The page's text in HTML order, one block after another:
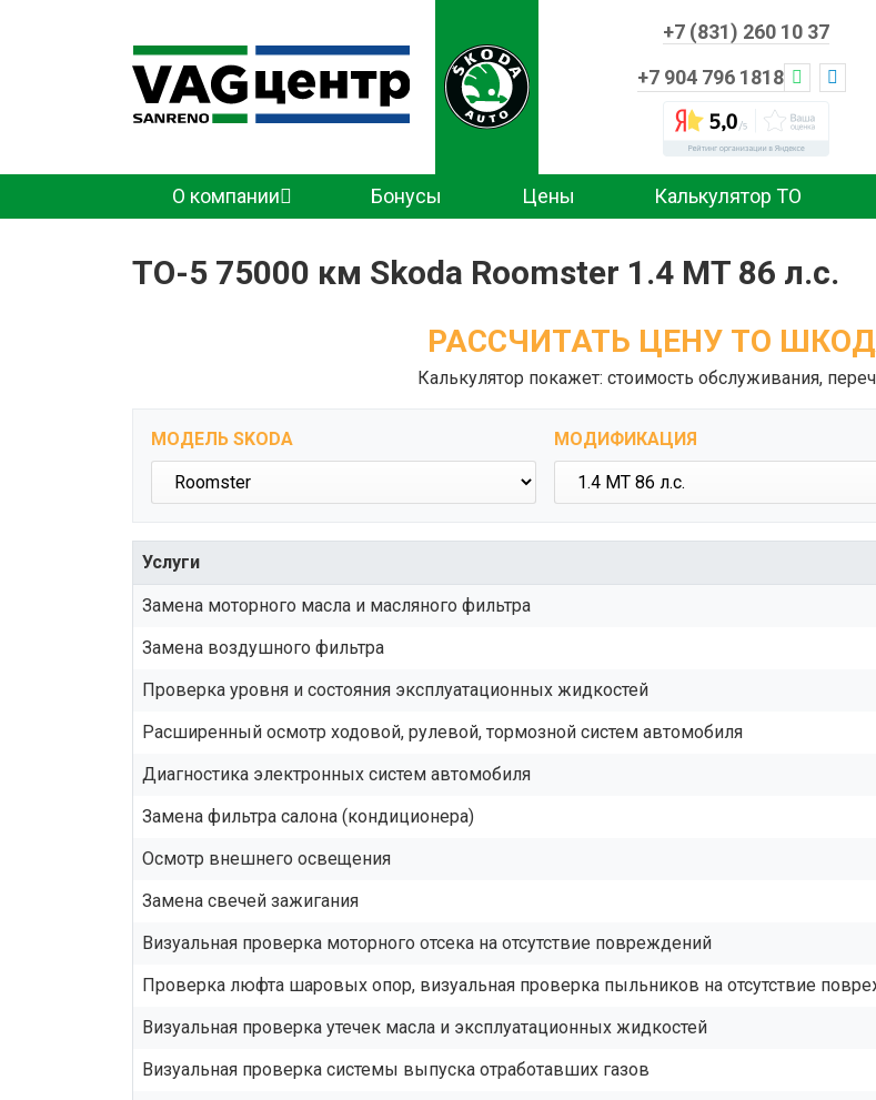
+7 (831) 260 10 37
+7 904 796 1818
Основная
навигация
О компании Бонусы Цены Калькулятор ТО
ТО-5 75000 км Skoda Roomster 1.4 MT 86 л.с.
РАССЧИТАТЬ ЦЕНУ ТО
Калькулятор покажет: стоимость обслуживания,
МОДЕЛЬ SKODA МОДИФИКАЦИЯ
Услуги
Замена моторного масла и масляного фильтра
Замена воздушного фильтра
Проверка уровня и состояния эксплуатационных жидкостей
Расширенный осмотр ходовой, рулевой, тормозной систем автомобиля
Диагностика электронных систем автомобиля
Замена фильтра салона (кондиционера)
Осмотр внешнего освещения
Замена свечей зажигания
Визуальная проверка моторного отсека на отсутствие повреждений
Проверка люфта шаровых опор, визуальная проверка пыльников на отсутствие
Визуальная проверка утечек масла и эксплуатационных жидкостей
Визуальная проверка системы выпуска отработавших газов